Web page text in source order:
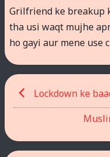
Grilfriend ke breakup
tha usi waqt mujhe
ho gayi aur mene use
Post
navigation
Lockdown ke